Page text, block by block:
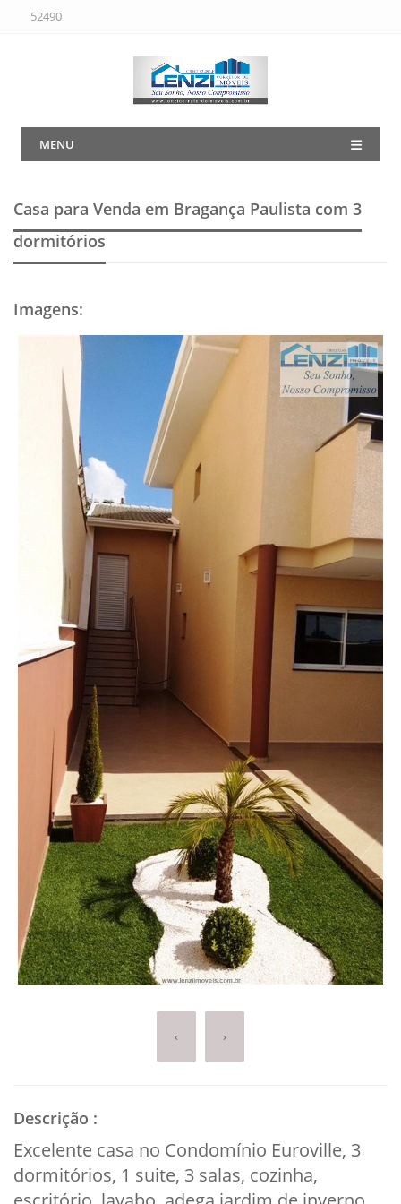
52490
MENU
Casa para Venda em Bragança Paulista com 3
dormitórios
Imagens:
‹ ›
Descrição :
Excelente casa no Condomínio Euroville, 3
dormitórios, 1 suite, 3 salas, cozinha,